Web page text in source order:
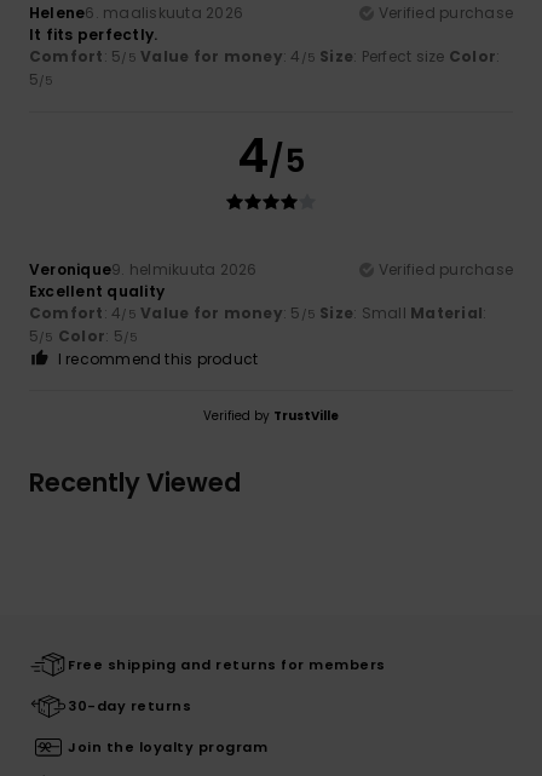
Helene6. maaliskuuta 2026
Verified purchase
It fits perfectly.
Comfort: 5/5 Value for money: 4 /5 Size: Perfect size Color:
5/5
4/5
Veronique9. helmikuuta 2026
Verified purchase
Excellent quality
Comfort: 4/5 Value for money: 5 /5 Size: Small Material:
5/5 Color: 5/5
I recommend this product
Verified by TrustVille
Recently Viewed
Free shipping and returns for members
30-day returns
Join the loyalty program